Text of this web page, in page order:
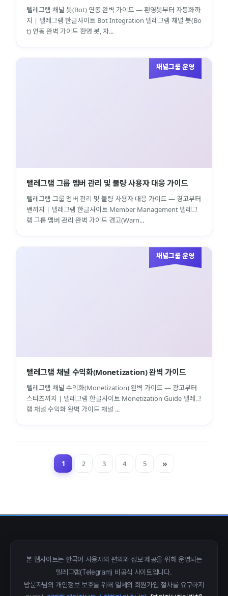
텔레그램 채널 봇(Bot) 연동 완벽 가이드 — 환영봇부터 자동화까
지 | 텔레그램 한글사이트 Bot Integration 텔레그램 채널 봇(Bo
t) 연동 완벽 가이드 환영 봇, 자...
채널그룹 운영
텔레그램 그룹 멤버 관리 및 불량 사용자 대응 가이드
텔레그램 그룹 멤버 관리 및 불량 사용자 대응 가이드 — 경고부터
밴까지 | 텔레그램 한글사이트 Member Management 텔레그
램 그룹 멤버 관리 완벽 가이드 경고(Warn...
채널그룹 운영
텔레그램 채널 수익화(Monetization) 완벽 가이드
텔레그램 채널 수익화(Monetization) 완벽 가이드 — 광고부터
스타즈까지 | 텔레그램 한글사이트 Monetization Guide 텔레그
램 채널 수익화 완벽 가이드 채널 ...
1 2 3 4 5
본 웹사이트는 한국어 사용자의 편의와 정보 제공을 위해 운영되는
텔레그램(Telegram) 비공식 사이트입니다.
방문자님의 개인정보 보호를 위해 일체의 회원가입 절차를 요구하지
지갑·미니앱